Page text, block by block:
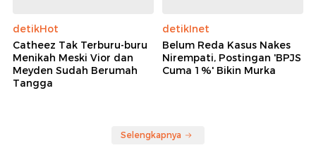
detikHot
Catheez Tak Terburu-buru
Menikah Meski Vior dan
Meyden Sudah Berumah
Tangga
detikInet
Belum Reda Kasus Nakes
Nirempati, Postingan 'BPJS
Cuma 1%' Bikin Murka
Selengkapnya